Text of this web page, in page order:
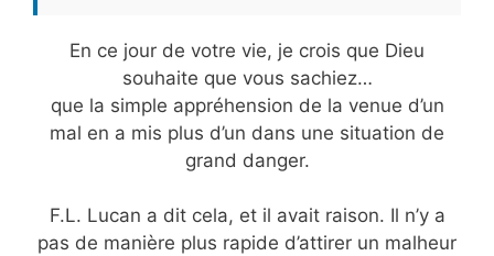
En ce jour de votre vie, je crois que Dieu
souhaite que vous sachiez…
que la simple appréhension de la venue d’un
mal en a mis plus d’un dans une situation de
grand danger.
F.L. Lucan a dit cela, et il avait raison. Il n’y a
pas de manière plus rapide d’attirer un malheur